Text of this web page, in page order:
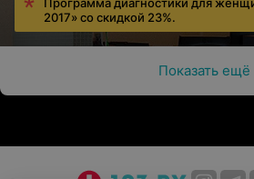
2017» со скидкой 23%.
Показать ещё